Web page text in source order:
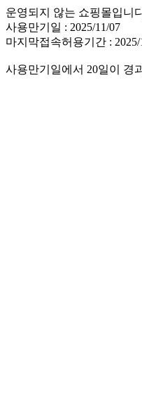
운영되지 않는 쇼핑몰입니
사용만기일 : 2025/11/07
마지막접속허용기간 : 2025/
사용만기일에서 20일이 경